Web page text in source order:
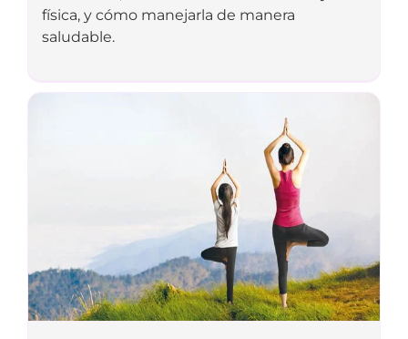
física, y cómo manejarla de manera
saludable.